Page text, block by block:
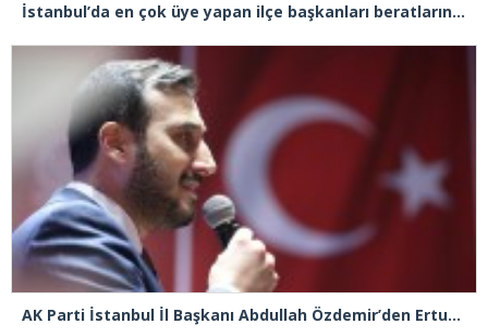
İstanbul’da en çok üye yapan ilçe başkanları beratlarını Cumhurbaşkanı Erdoğan’ın elinden aldı
AK Parti İstanbul İl Başkanı Abdullah Özdemir’den Ertuğrul Özkök’e “Franco” tepkisi